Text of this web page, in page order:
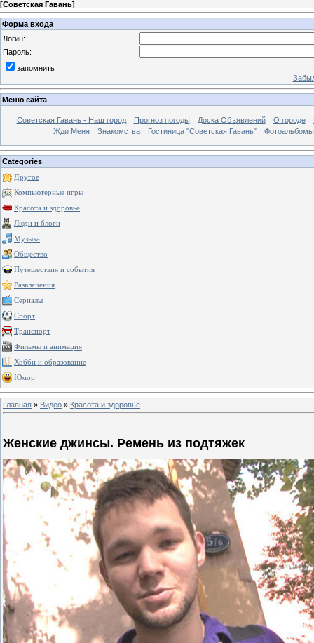
[Советская Гавань]
Форма входа
Логин:
Пароль:
запомнить
Меню сайта
Советская Гавань - Наш город Прогноз погоды Доска Объявлений О городе
Жди Меня
Знакомства Гостиница "Советская Гавань" Фотоальбомы
Categories
Другое
Компьютерные игры
Красота и здоровье
Люди и блоги
Музыка
Общество
Путешествия и события
Развлечения
Сериалы
Спорт
Транспорт
Фильмы и анимация
Хобби и образование
Юмор
Главная » Видео » Красота и здоровье
Женские джинсы. Ремень из подтяжек